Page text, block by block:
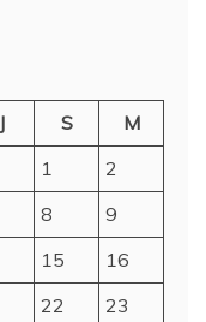
J S
M
1
2
8
9
15
16
22
23